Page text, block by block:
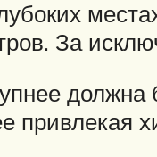
За
привлекая